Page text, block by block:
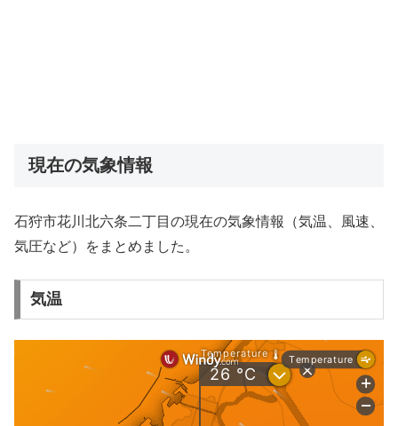
現在の気象情報
石狩市花川北六条二丁目の現在の気象情報（気温、風速、
気圧など）をまとめました。
気温